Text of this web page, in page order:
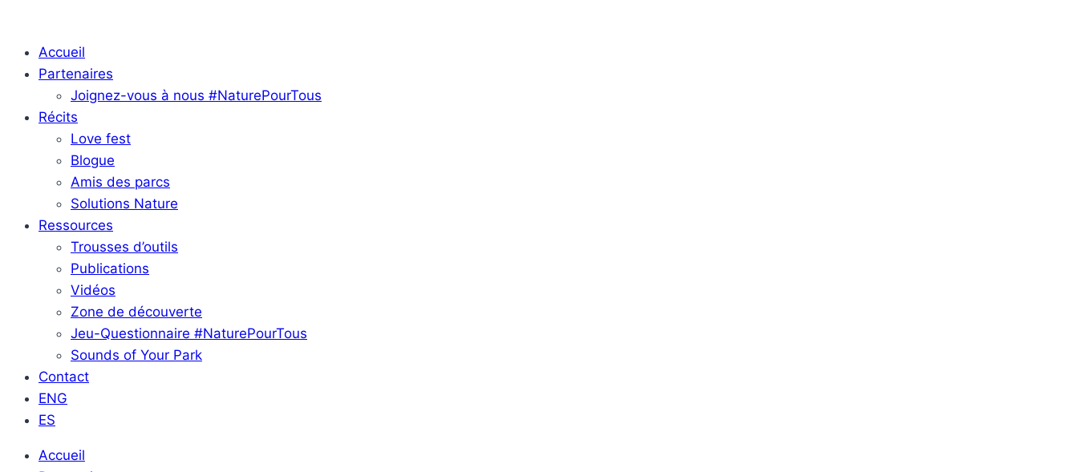
Accueil
Partenaires
Joignez-vous à nous #NaturePourTous
Récits
Love fest
Blogue
Amis des parcs
Solutions Nature
Ressources
Trousses d’outils
Publications
Vidéos
Zone de découverte
Jeu-Questionnaire #NaturePourTous
Sounds of Your Park
Contact
ENG
ES
Accueil